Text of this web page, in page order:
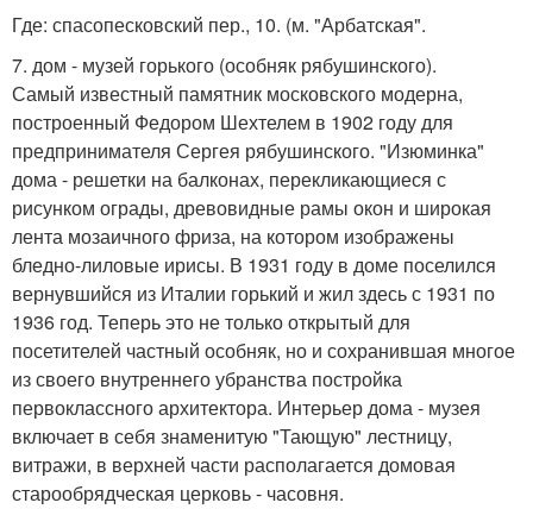
Где: спасопесковский пер., 10. (м. "Арбатская".
7. дом - музей горького (особняк рябушинского).
Самый известный памятник московского модерна,
построенный Федором Шехтелем в 1902 году для
предпринимателя Сергея рябушинского. "Изюминка"
дома - решетки на балконах, перекликающиеся с
рисунком ограды, древовидные рамы окон и широкая
лента мозаичного фриза, на котором изображены
бледно-лиловые ирисы. В 1931 году в доме поселился
вернувшийся из Италии горький и жил здесь с 1931 по
1936 год. Теперь это не только открытый для
посетителей частный особняк, но и сохранившая многое
из своего внутреннего убранства постройка
первоклассного архитектора. Интерьер дома - музея
включает в себя знаменитую "Тающую" лестницу,
витражи, в верхней части располагается домовая
старообрядческая церковь - часовня.